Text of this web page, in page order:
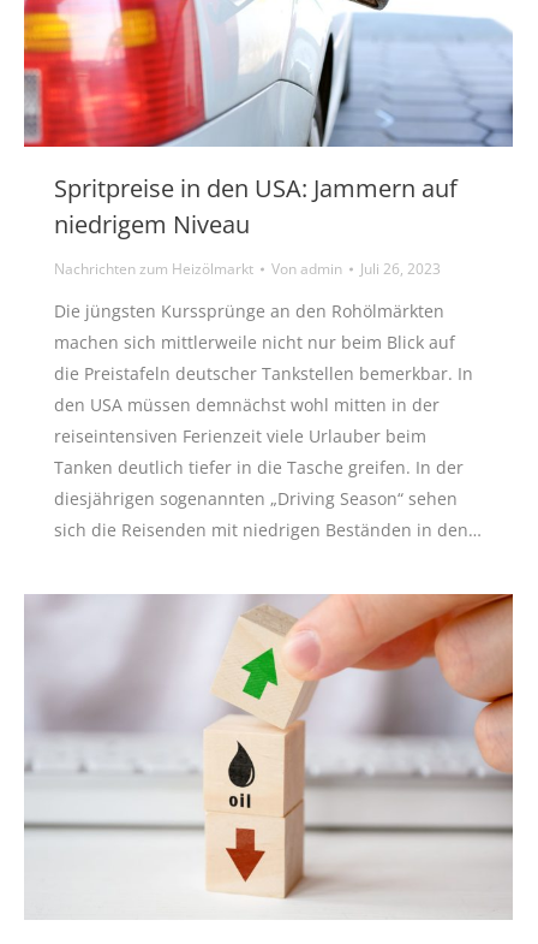
Spritpreise in den USA: Jammern auf
niedrigem Niveau
Nachrichten zum Heizölmarkt Vonadmin Juli 26, 2023
Die jüngsten Kurssprünge an den Rohölmärkten
machen sich mittlerweile nicht nur beim Blick auf
die Preistafeln deutscher Tankstellen bemerkbar. In
den USA müssen demnächst wohl mitten in der
reiseintensiven Ferienzeit viele Urlauber beim
Tanken deutlich tiefer in die Tasche greifen. In der
diesjährigen sogenannten „Driving Season“ sehen
sich die Reisenden mit niedrigen Beständen in den…